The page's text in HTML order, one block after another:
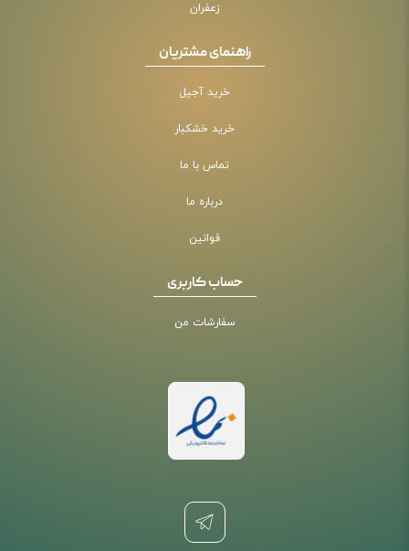
زعفران
راهنمای مشتریان
خرید آجیل
خرید خشکبار
تماس با ما
درباره ما
قوانین
حساب کاربری
سفارشات من